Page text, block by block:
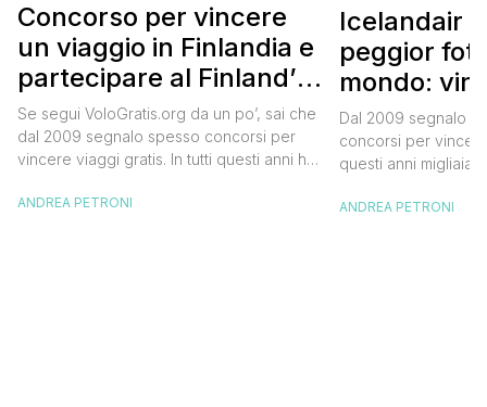
Concorso per vincere
un viaggio in Finlandia e
partecipare al Finland’s
Official Tasting
Se segui VoloGratis.org da un po’, sai che
dal 2009 segnalo spesso concorsi per
vincere viaggi gratis. In tutti questi anni ho
destinazioni incredibili grazie a queste
ANDREA PETRONI
Icelandair
peggior
mondo:
in Islanda
dollari
Dal 2009 segnalo
concorsi per
questi anni migliaia
segnalazioni
ANDREA PETRONI